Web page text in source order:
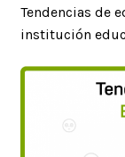
Tendencias de
institución